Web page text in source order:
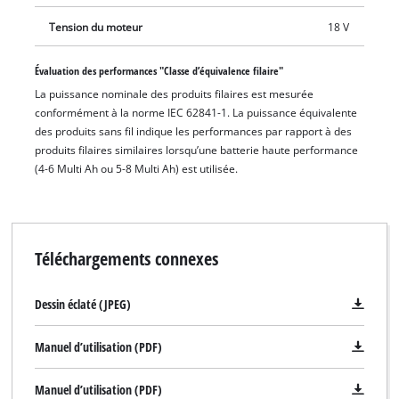
surcharges. Le carter d’engrenage robuste en aluminium a été
conçu pour garantir une grande longévité. L’outil est vendu
sans batterie ni chargeur. Le disque de coupe adapté
(diamètre 125 mm) est lui aussi disponible séparément.
Tension du moteur 18 V
Évaluation des performances "Classe d’équivalence filaire"
La puissance nominale des produits filaires est mesurée
conformément à la norme IEC 62841-1. La puissance équivalente
des produits sans fil indique les performances par rapport à des
produits filaires similaires lorsqu’une batterie haute performance
(4-6 Multi Ah ou 5-8 Multi Ah) est utilisée.
Téléchargements connexes
Dessin éclaté (JPEG)
Manuel d’utilisation (PDF)
Manuel d’utilisation (PDF)